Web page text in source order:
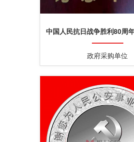
中国人民抗日战争胜利80周
定做制作生产制造厂
政府采购单位